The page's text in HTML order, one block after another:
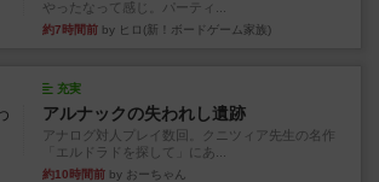
やったなって感じ。パーティ...
約7時間前 by ヒロ(新！ボードゲーム家族)
充実
アルナックの失われし遺跡
アナログ対人プレイ数回。クニツィア先生の名作
「エルドラドを探して」にあ...
約10時間前 by おーちゃん